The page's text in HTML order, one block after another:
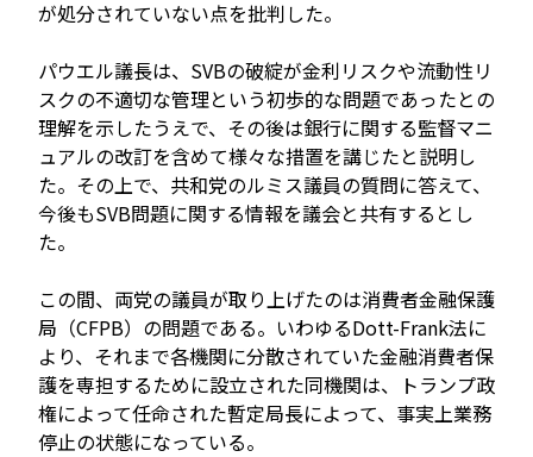
が処分されていない点を批判した。
パウエル議長は、SVBの破綻が金利リスクや流動性リ
スクの不適切な管理という初歩的な問題であったとの
理解を示したうえで、その後は銀行に関する監督マニ
ュアルの改訂を含めて様々な措置を講じたと説明し
た。その上で、共和党のルミス議員の質問に答えて、
今後もSVB問題に関する情報を議会と共有するとし
た。
この間、両党の議員が取り上げたのは消費者金融保護
局（CFPB）の問題である。いわゆるDott-Frank法に
より、それまで各機関に分散されていた金融消費者保
護を専担するために設立された同機関は、トランプ政
権によって任命された暫定局長によって、事実上業務
停止の状態になっている。